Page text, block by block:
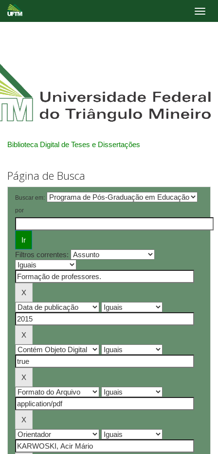
Biblioteca Digital de Teses e Dissertações
Página de Busca
Buscar em:
por
Filtros correntes: